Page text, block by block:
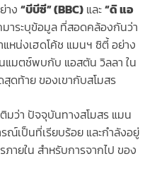
าง “บีบีซี” (BBC) และ“ดิ แอ
มาระบุข้อมูล ที่สอดคล้องกันว่า
แหน่งเฮดโค้ช แมนฯ ซิตี้ อย่าง
แมตช์พบกับ แอสตัน วิลลา ใน
ดท้าย ของเขากับสโมสร
มว่า ปัจจุบันทางสโมสร แมน
ณ์เป็นที่เรียบร้อย และกำลังอยู่
ายใน สำหรับการจากไป ของ